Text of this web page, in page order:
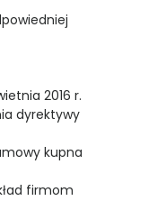
2016 r.
dyrektywy
kupna
firmom